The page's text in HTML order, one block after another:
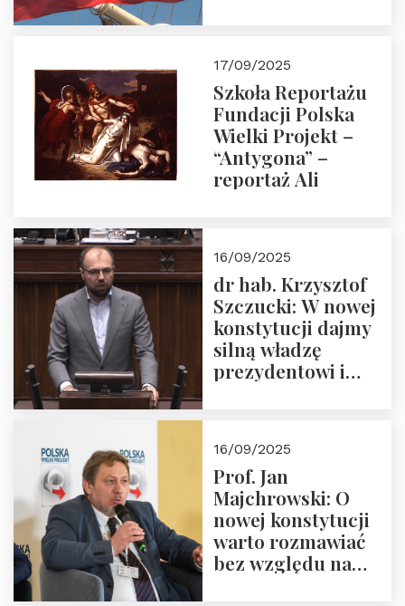
17/09/2025
Szkoła Reportażu
Fundacji Polska
Wielki Projekt –
“Antygona” –
reportaż Ali
16/09/2025
dr hab. Krzysztof
Szczucki: W nowej
konstytucji dajmy
silną władzę
prezydentowi i
16/09/2025
Prof. Jan
Majchrowski: O
nowej konstytucji
warto rozmawiać
bez względu na